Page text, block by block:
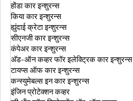
होंडा कार इन्शुरन्स
किया कार इन्शुरन्स
ह्युंदाई क्रेटा इन्शुरन्स
सीएनजी कार इन्शुरन्स
कंपेअर कार इन्शुरन्स
अ‍ॅड-ऑन कव्हर फॉर इलेक्ट्रिक कार इन्शुरन्स
टायप्स ऑफ कार इन्शुरन्स
कन्स्युमेबल्स इन कार इन्शुरन्स
इंजिन प्रोटेक्शन कव्हर